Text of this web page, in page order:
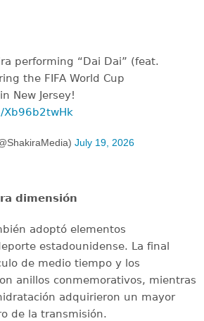
performing “Dai Dai” (feat.
the FIFA World Cup
New Jersey!
Xb96b2twHk
July 19, 2026
dimensión
adoptó elementos
estadounidense. La final
de medio tiempo y los
anillos conmemorativos, mientras
adquirieron un mayor
de la transmisión.